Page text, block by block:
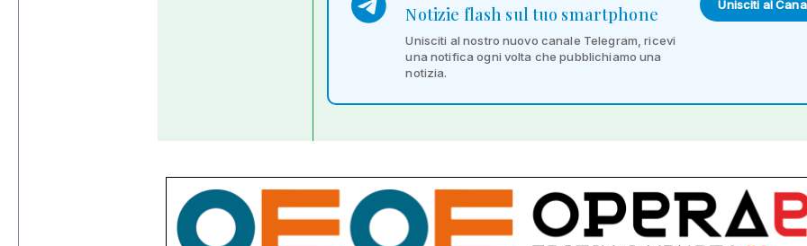
Notizie flash sul tuo smartphone
Unisciti al nostro nuovo canale Telegram, ricevi
una notifica ogni volta che pubblichiamo una
notizia.
Unisciti al